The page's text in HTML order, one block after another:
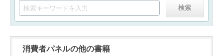
消費者パネルの他の書籍